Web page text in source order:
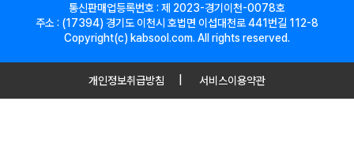
통신판매업등록번호 : 제 2023-경기이천-0078호
주소 : (17394) 경기도 이천시 호법면 이섭대천로 441번길 112-8
Copyright(c) kabsool.com. All rights reserved.
개인정보취급방침 서비스이용약관